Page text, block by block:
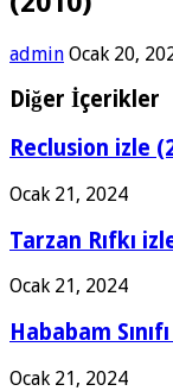
admin Ocak 20,
Diğer İçerikler
Reclusion izle
Ocak 21, 2024
Tarzan Rıfkı
Ocak 21, 2024
Hababam
Ocak 21, 2024